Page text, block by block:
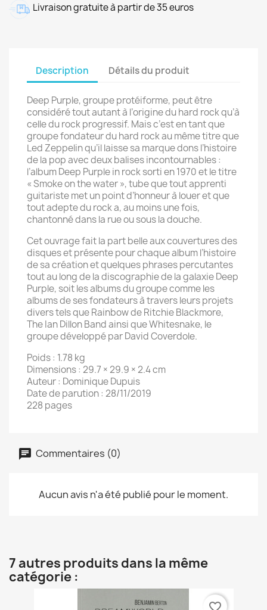
Livraison gratuite à partir de 35 euros
Description Détails du produit
Deep Purple, groupe protéiforme, peut être
considéré tout autant à l’origine du hard rock qu’à
celle du rock progressif. Mais c’est en tant que
groupe fondateur du hard rock au même titre que
Led Zeppelin qu’il laisse sa marque dons l’histoire
de la pop avec deux balises incontournables :
l’album Deep Purple in rock sorti en 1970 et le titre
« Smoke on the water », tube que tout apprenti
guitariste met un point d’honneur à louer et que
tout adepte du rock a, au moins une fois,
chantonné dans la rue ou sous la douche.
Cet ouvrage fait la part belle aux couvertures des
disques et présente pour chaque album l’histoire
de sa création et quelques phrases percutantes
tout au long de la discographie de la galaxie Deep
Purple, soit les albums du groupe comme les
albums de ses fondateurs à travers leurs projets
divers tels que Rainbow de Ritchie Blackmore,
The Ian Dillon Band ainsi que Whitesnake, le
groupe développé par David Coverdole.
Poids : 1.78 kg
Dimensions : 29.7 × 29.9 × 2.4 cm
Auteur : Dominique Dupuis
Date de parution : 28/11/2019
228 pages
Commentaires (0)
Aucun avis n'a été publié pour le moment.
7 autres produits dans la même
catégorie :
favorite_border